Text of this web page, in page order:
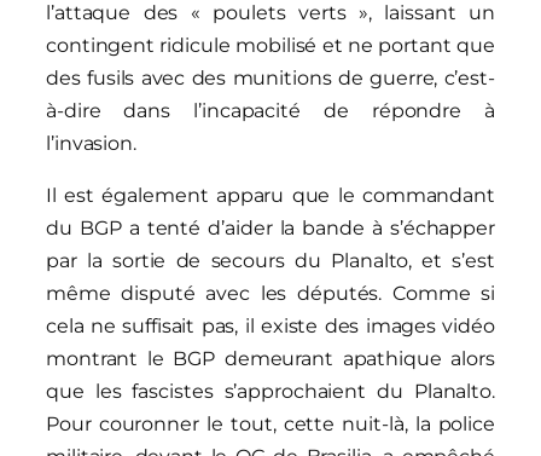
l’attaque des « poulets verts », laissant un
contingent ridicule mobilisé et ne portant que
des fusils avec des munitions de guerre, c’est-
à-dire dans l’incapacité de répondre à
l’invasion.
Il est également apparu que le commandant
du BGP a tenté d’aider la bande à s’échapper
par la sortie de secours du Planalto, et s’est
même disputé avec les députés. Comme si
cela ne suffisait pas, il existe des images vidéo
montrant le BGP demeurant apathique alors
que les fascistes s’approchaient du Planalto.
Pour couronner le tout, cette nuit-là, la police